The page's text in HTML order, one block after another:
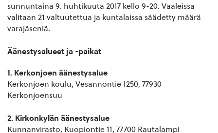
sunnuntaina 9. huhtikuuta 2017 kello 9-20. Vaaleissa
valitaan 21 valtuutettua ja kuntalaissa säädetty määrä
varajäseniä.
Äänestysalueet ja -paikat
1. Kerkonjoen äänestysalue
Kerkonjoen koulu, Vesannontie 1250, 77930
Kerkonjoensuu
2. Kirkonkylän äänestysalue
Kunnanvirasto, Kuopiontie 11, 77700 Rautalampi